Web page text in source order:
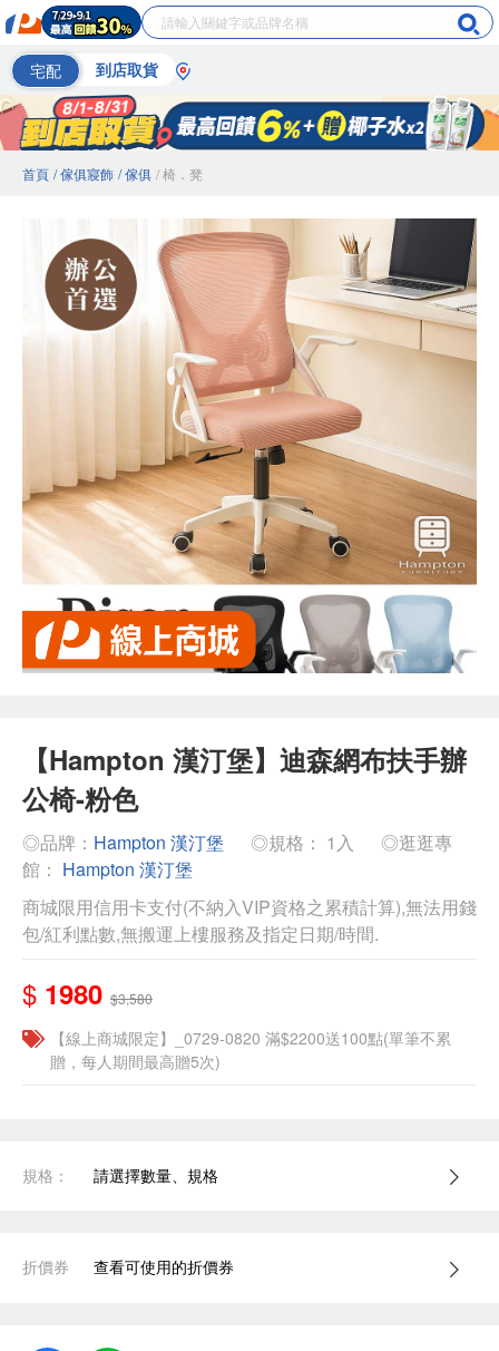
宅配 到店取貨
首頁 / 傢俱寢飾 / 傢俱 / 椅．凳
【Hampton 漢汀堡】迪森網布扶手辦
公椅-粉色
◎品牌： Hampton 漢汀堡 ◎規格： 1入
◎逛逛專
館： Hampton 漢汀堡
商城限用信用卡支付(不納入VIP資格之累積計算),無法用錢
包/紅利點數,無搬運上樓服務及指定日期/時間.
$ 1980 $3,580
【線上商城限定】_0729-0820 滿$2200送100點(單筆不累
贈，每人期間最高贈5次)
規格： 請選擇數量、規格
折價券 查看可使用的折價券